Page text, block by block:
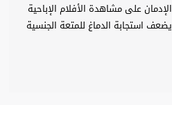
الإدمان على مشاهدة الأفلام الإباحية
يضعف استجابة الدماغ للمتعة الجنسية